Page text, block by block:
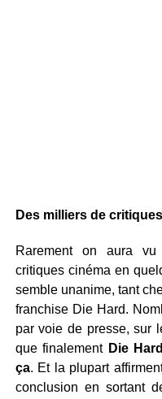
Des milliers de
Rarement on aura
critiques cinéma en
semble unanime, tant
franchise Die Hard.
par voie de presse, sur
que finalementDie
ça. Et la plupart
conclusion en sortant